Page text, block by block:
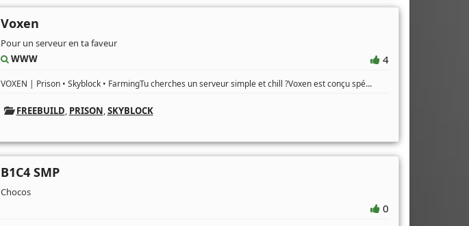
Voxen
Pour un serveur en ta faveur
WWW
4
VOXEN | Prison • Skyblock • FarmingTu cherches un serveur simple et chill ?Voxen est conçu spé...
FREEBUILD, PRISON,SKYBLOCK
B1C4 SMP
Chocos
0